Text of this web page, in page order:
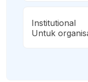
Institutional
Untuk